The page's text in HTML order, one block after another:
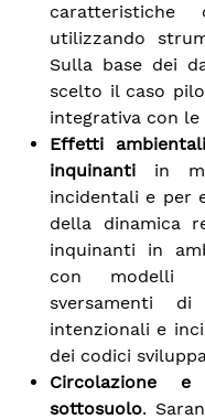
caratteristiche
utilizzando
Sulla base dei
scelto il caso
integrativa con
Effetti
inquinanti in
incidentali e per
della dinamica
inquinanti in
con modelli
sversamenti
intenzionali e
dei codici
Circolazione
sottosuolo.